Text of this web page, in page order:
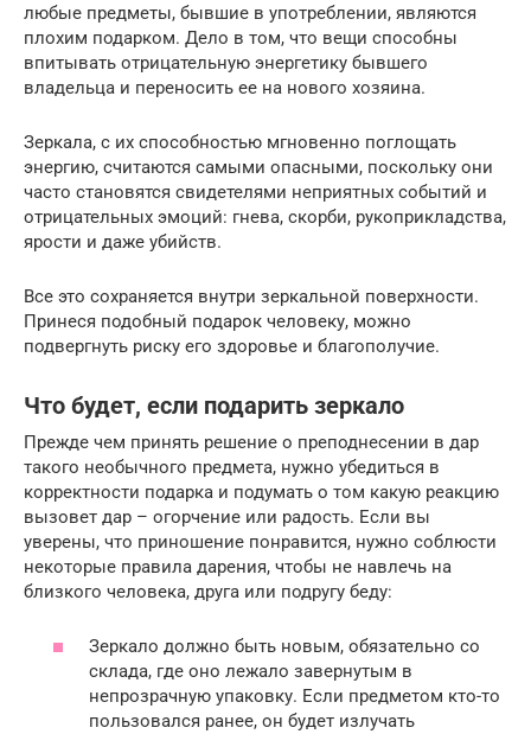
любые предметы, бывшие в употреблении, являются
плохим подарком. Дело в том, что вещи способны
впитывать отрицательную энергетику бывшего
владельца и переносить ее на нового хозяина.
Зеркала, с их способностью мгновенно поглощать
энергию, считаются самыми опасными, поскольку они
часто становятся свидетелями неприятных событий и
отрицательных эмоций: гнева, скорби, рукоприкладства,
ярости и даже убийств.
Все это сохраняется внутри зеркальной поверхности.
Принеся подобный подарок человеку, можно
подвергнуть риску его здоровье и благополучие.
Что будет, если подарить зеркало
Прежде чем принять решение о преподнесении в дар
такого необычного предмета, нужно убедиться в
корректности подарка и подумать о том какую реакцию
вызовет дар – огорчение или радость. Если вы
уверены, что приношение понравится, нужно соблюсти
некоторые правила дарения, чтобы не навлечь на
близкого человека, друга или подругу беду:
Зеркало должно быть новым, обязательно со
склада, где оно лежало завернутым в
непрозрачную упаковку. Если предметом кто-то
пользовался ранее, он будет излучать